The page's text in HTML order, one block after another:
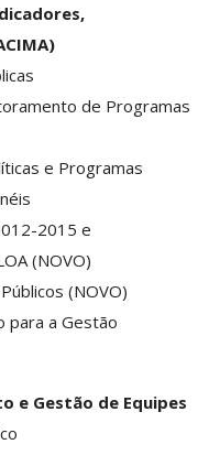
de Programas
e Programas
2015 e
(NOVO)
(NOVO)
para a Gestão
e Gestão de Equipes